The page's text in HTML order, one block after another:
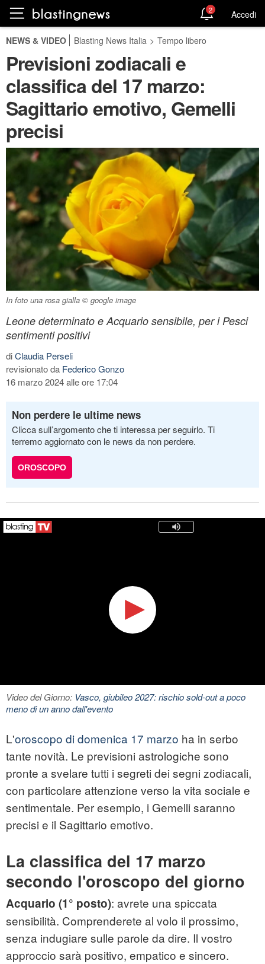
2 Accedi
NEWS & VIDEO Blasting News Italia > Tempo libero
Previsioni zodiacali e
classifica del 17 marzo:
Sagittario emotivo, Gemelli
precisi
In foto una rosa gialla © google image
Leone determinato e Acquario sensibile, per i Pesci
sentimenti positivi
diClaudia Perseli
revisionato da Federico Gonzo
16 marzo 2024 alle ore 17:04
Non perdere le ultime news
Clicca sull’argomento che ti interessa per seguirlo. Ti
terremo aggiornato con le news da non perdere.
OROSCOPO
Video del Giorno: Vasco, giubileo 2027: rischio sold-out a poco
meno di un anno dall'evento
L'oroscopo di domenica 17 marzo ha in serbo
tante novità. Le previsioni astrologiche sono
pronte a svelare tutti i segreti dei segni zodiacali,
con particolare attenzione verso la vita sociale e
sentimentale. Per esempio, i Gemelli saranno
precisi e il Sagittario emotivo.
La classifica del 17 marzo
secondo l'oroscopo del giorno
Acquario (1° posto): avrete una spiccata
sensibilità. Comprenderete al volo il prossimo,
senza indugiare sulle parole da dire. Il vostro
approccio sarà positivo, empatico e sincero.